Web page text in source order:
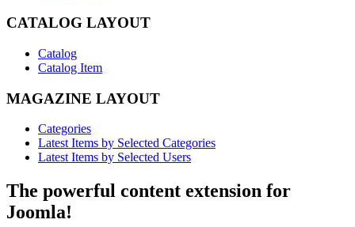
CATALOG LAYOUT
Catalog
Catalog Item
MAGAZINE LAYOUT
Categories
Latest Items by Selected Categories
Latest Items by Selected Users
The powerful content extension for
Joomla!